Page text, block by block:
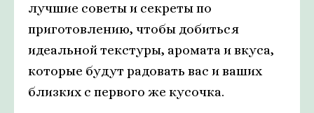
лучшие советы и секреты по
приготовлению, чтобы добиться
идеальной текстуры, аромата и вкуса,
которые будут радовать вас и ваших
близких с первого же кусочка.